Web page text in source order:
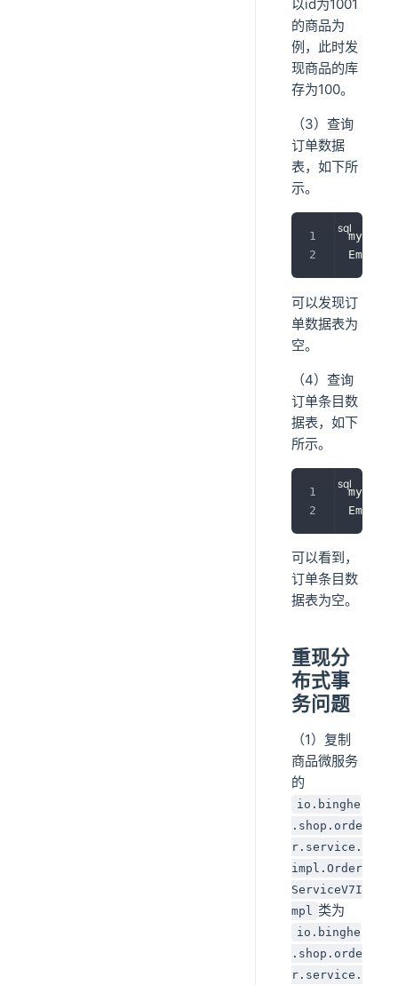
以id为1001
的商品为
例，此时发
现商品的库
存为100。
（3）查询
订单数据
表，如下所
示。
mysql
Empty
可以发现订
单数据表为
空。
（4）查询
订单条目数
据表，如下
所示。
mysql
Empty
可以看到，
订单条目数
据表为空。
重现分
布式事
务问题
（1）复制
商品微服务
的
io.binghe
.shop.orde
r.service.
impl.Order
ServiceV7I
mpl
类为
io.binghe
.shop.orde
r.service.